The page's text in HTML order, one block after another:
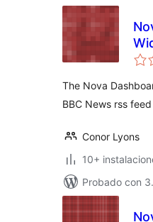
The Nova
BBC News rss
Conor Lyons
10+
Probado con